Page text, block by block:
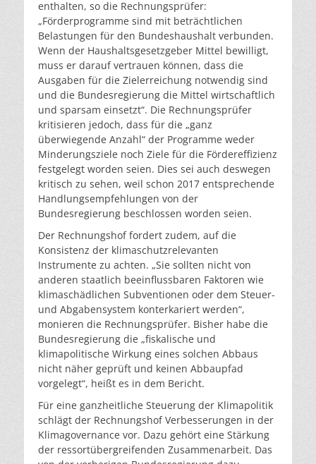
enthalten, so die Rechnungsprüfer:
„Förderprogramme sind mit beträchtlichen
Belastungen für den Bundeshaushalt verbunden.
Wenn der Haushaltsgesetzgeber Mittel bewilligt,
muss er darauf vertrauen können, dass die
Ausgaben für die Zielerreichung notwendig sind
und die Bundesregierung die Mittel wirtschaftlich
und sparsam einsetzt“. Die Rechnungsprüfer
kritisieren jedoch, dass für die „ganz
überwiegende Anzahl“ der Programme weder
Minderungsziele noch Ziele für die Fördereffizienz
festgelegt worden seien. Dies sei auch deswegen
kritisch zu sehen, weil schon 2017 entsprechende
Handlungsempfehlungen von der
Bundesregierung beschlossen worden seien.
Der Rechnungshof fordert zudem, auf die
Konsistenz der klimaschutzrelevanten
Instrumente zu achten. „Sie sollten nicht von
anderen staatlich beeinflussbaren Faktoren wie
klimaschädlichen Subventionen oder dem Steuer-
und Abgabensystem konterkariert werden“,
monieren die Rechnungsprüfer. Bisher habe die
Bundesregierung die „fiskalische und
klimapolitische Wirkung eines solchen Abbaus
nicht näher geprüft und keinen Abbaupfad
vorgelegt“, heißt es in dem Bericht.
Für eine ganzheitliche Steuerung der Klimapolitik
schlägt der Rechnungshof Verbesserungen in der
Klimagovernance vor. Dazu gehört eine Stärkung
der ressortübergreifenden Zusammenarbeit. Das